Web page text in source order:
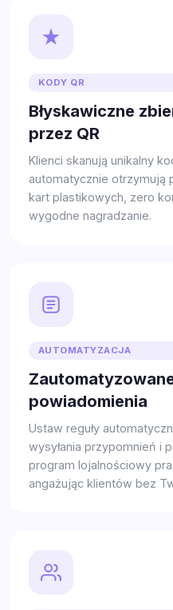
KODY QR
Błyskawiczne
przez QR
Klienci skanują unikalny
automatycznie otrzymują
kart plastikowych, zero
wygodne nagradzanie.
AUTOMATYZACJA
powiadomienia
Ustaw reguły
wysyłania przypomnień i
program lojalnościowy
angażując klientów bez